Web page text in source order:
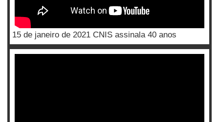
15 de janeiro de 2021 CNIS assinala 40 anos